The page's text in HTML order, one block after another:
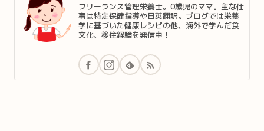
フリーランス管理栄養士。0歳児のママ。主な仕
事は特定保健指導や日英翻訳。ブログでは栄養
学に基づいた健康レシピの他、海外で学んだ食
文化、移住経験を発信中！